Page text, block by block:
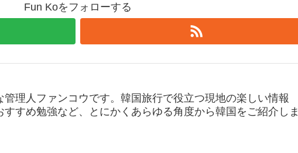
Fun Koをフォローする
管理人ファンコウです。韓国旅行で役立つ現地の楽しい情報
すすめ勉強など、とにかくあらゆる角度から韓国をご紹介しま